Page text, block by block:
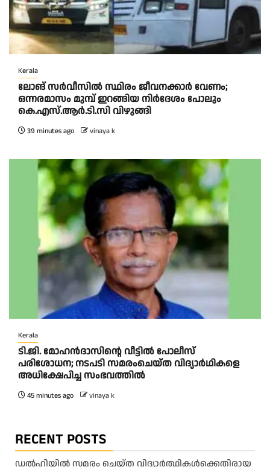
Kerala
ലോങ് സർവീസിൽ സ്ഥിരം ജീവനക്കാർ വേണം;
ഒന്നരമാസം മുമ്പ് ഇറങ്ങിയ നിർദേശം പോലും
കെ.എസ്.ആർ.ടി.സി വിഴുങ്ങി
39 minutes ago vinaya k
Kerala
ടി.ജി. മോഹൻദാസിന്റെ വീട്ടിൽ പോലീസ്
പരിശോധന; നടപടി സമരംചെയ്ത വിദ്യാർഥികളെ
അധിക്ഷേപിച്ച സംഭവത്തിൽ
45 minutes ago vinaya k
RECENT POSTS
ഡൽഹിയിൽ സമരം ചെയ്ത വിദ്യാർത്ഥികൾക്കെതിരായ